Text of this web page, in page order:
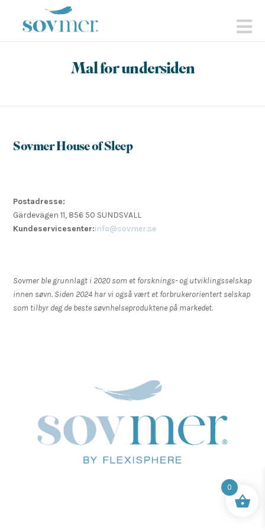
Mal for undersiden
Sovmer House of Sleep
Postadresse:
Gärdevägen 11, 856 50 SUNDSVALL
Kundeservicesenter:info@sovmer.se
Sovmer ble grunnlagt i 2020 som et forsknings- og utviklingsselskap
innen søvn. Siden 2024 har vi også vært et forbrukerorientert selskap
som tilbyr deg de beste søvnhelseproduktene på markedet.
0